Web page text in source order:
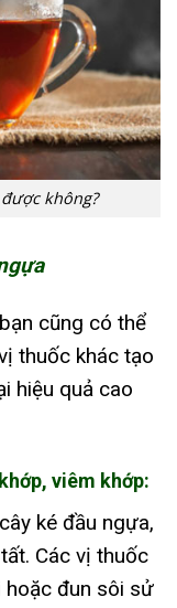
không?
cũng có thể
thuốc khác tạo
hiệu quả cao
viêm khớp:
ké đầu ngựa,
Các vị thuốc
hoặc đun sôi sử